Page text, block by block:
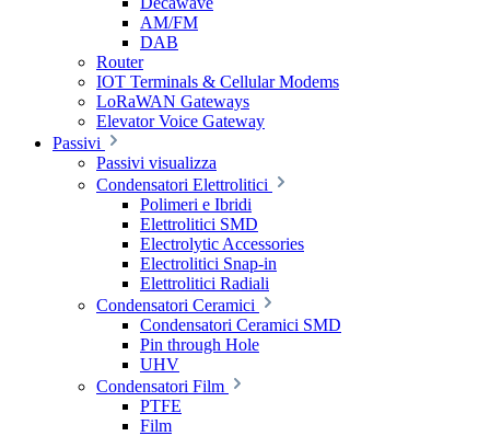
AM/FM
DAB
Router
IOT Terminals & Cellular Modems
LoRaWAN Gateways
Elevator Voice Gateway
Passivi
Passivi visualizza
Condensatori Elettrolitici
Polimeri e Ibridi
Elettrolitici SMD
Electrolytic Accessories
Electrolitici Snap-in
Elettrolitici Radiali
Condensatori Ceramici
Condensatori Ceramici SMD
Pin through Hole
UHV
Condensatori Film
PTFE
Film